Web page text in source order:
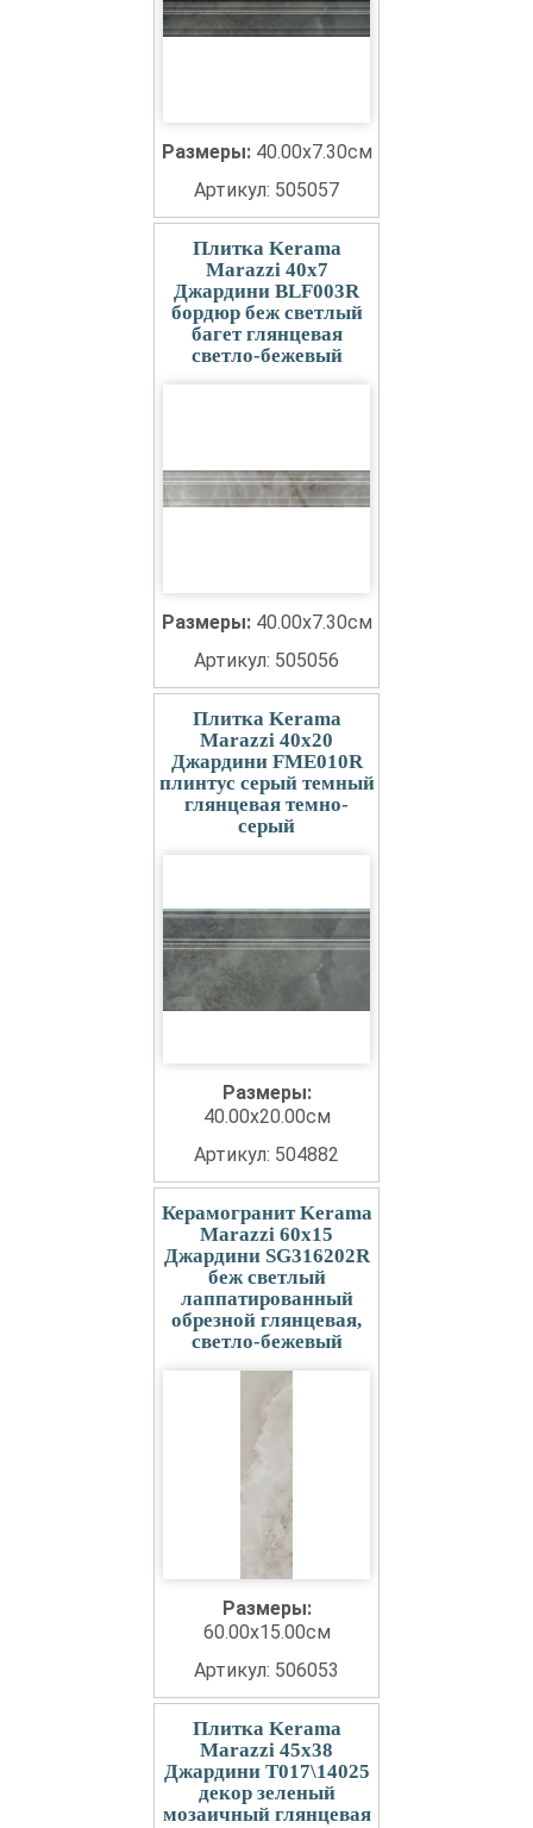
Размеры: 40.00x7.30см
Артикул: 505057
Плитка Kerama
Marazzi 40x7
Джардини BLF003R
бордюр беж светлый
багет глянцевая
светло-бежевый
Размеры: 40.00x7.30см
Артикул: 505056
Плитка Kerama
Marazzi 40x20
Джардини FME010R
плинтус серый темный
глянцевая темно-
серый
Размеры:
40.00x20.00см
Артикул: 504882
Керамогранит Kerama
Marazzi 60x15
Джардини SG316202R
беж светлый
лаппатированный
обрезной глянцевая,
светло-бежевый
Размеры:
60.00x15.00см
Артикул: 506053
Плитка Kerama
Marazzi 45x38
Джардини T017\14025
декор зеленый
мозаичный глянцевая